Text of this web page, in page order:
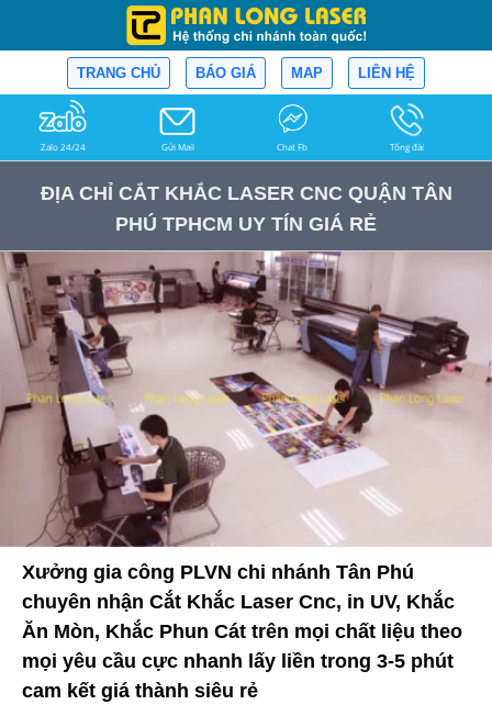
TRANG CHỦ BÁO GIÁ MAP LIÊN HỆ
Zalo 24/24 Gửi Mail Chat Fb Tổng đài
ĐỊA CHỈ CẮT KHẮC LASER CNC QUẬN TÂN
PHÚ TPHCM UY TÍN GIÁ RẺ
Xưởng gia công PLVN chi nhánh Tân Phú
chuyên nhận Cắt Khắc Laser Cnc, in UV, Khắc
Ăn Mòn, Khắc Phun Cát trên mọi chất liệu theo
mọi yêu cầu cực nhanh lấy liền trong 3-5 phút
cam kết giá thành siêu rẻ